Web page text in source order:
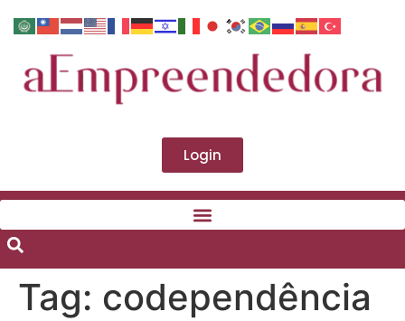
Login
Tag: codependência